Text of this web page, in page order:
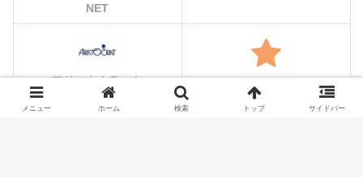
NET
アリストクラート その他のメーカー
メニュー ホーム 検索 トップ サイドバー